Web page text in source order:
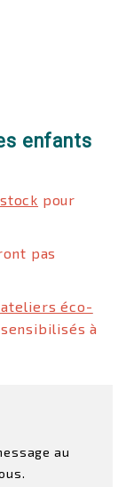
enfants
pour
pas
éco-
à
au